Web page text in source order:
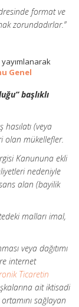
format ve
zorundadırlar.”
yayımlanarak
Genel
başlıklı
(veya
olan mükellefler.
Kanununa ekli
nedeniyle
alan (bayilik
malları imal,
veya dağıtımı
internet
Ticaretin
ait iktisadi
sağlayan